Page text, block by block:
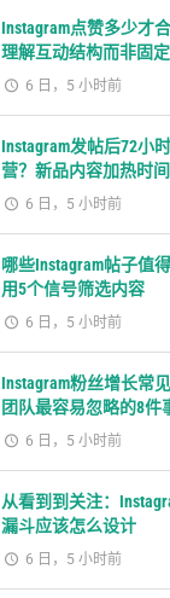
Instagram点赞多少才
理解互动结构而非固
6 日，5 小时前
Instagram发帖后72小
营？新品内容加热时
6 日，5 小时前
哪些Instagram帖子值
用5个信号筛选内容
6 日，5 小时前
Instagram粉丝增长常见
团队最容易忽略的8件
6 日，5 小时前
从看到到关注：
漏斗应该怎么设计
6 日，5 小时前